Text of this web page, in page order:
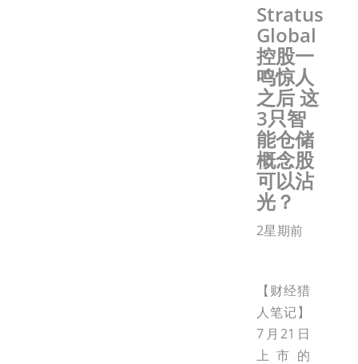
Stratus
Global
控股一
鸣惊人
之后 这
3只智
能仓储
概念股
可以沾
光？
2星期前
【财经猎
人笔记】
7月21日
上市的